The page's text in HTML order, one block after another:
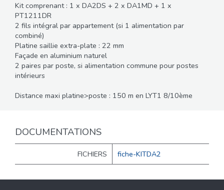
Kit comprenant : 1 x DA2DS + 2 x DA1MD + 1 x
PT1211DR
2 fils intégral par appartement (si 1 alimentation par
combiné)
Platine saillie extra-plate : 22 mm
Façade en aluminium naturel
2 paires par poste, si alimentation commune pour postes
intérieurs
Distance maxi platine>poste : 150 m en LYT1 8/10ème
DOCUMENTATIONS
FICHIERS fiche-KITDA2